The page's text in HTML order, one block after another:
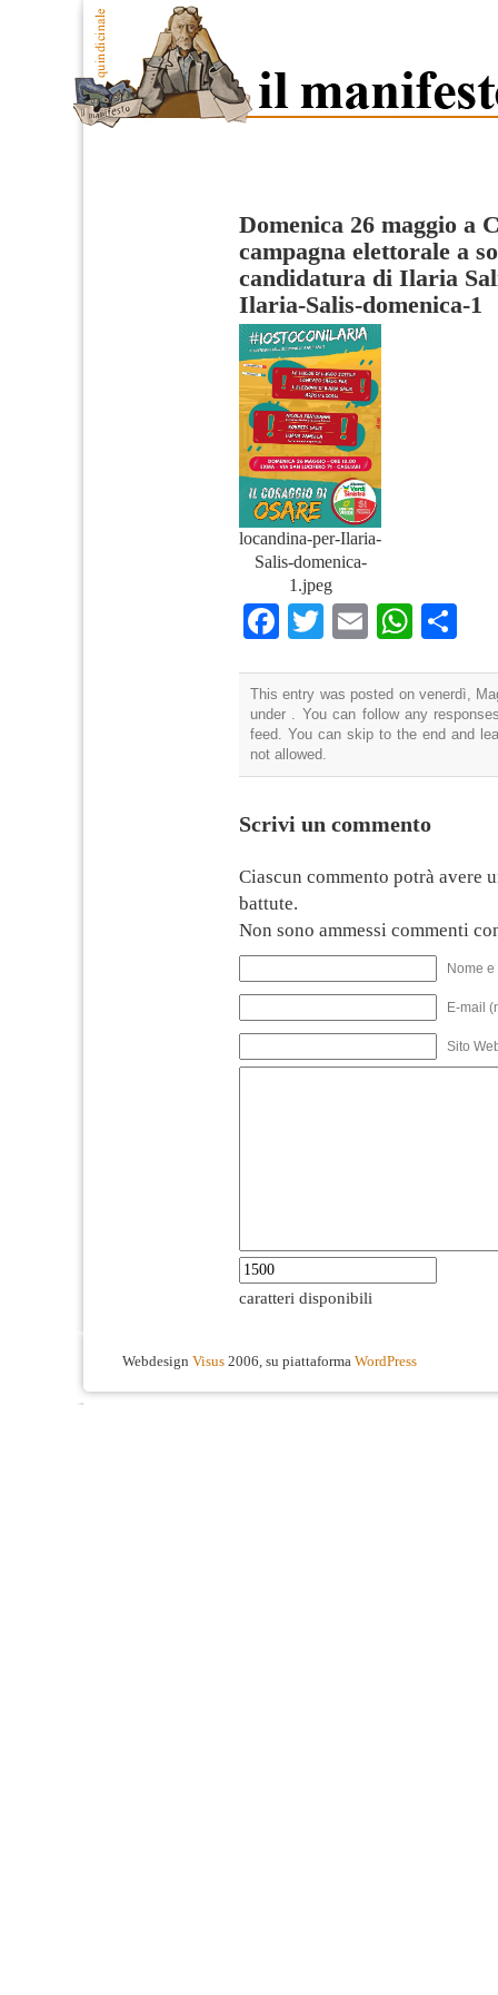
Domenica 26 maggio a
campagna elettorale a
candidatura di Ilaria
Ilaria-Salis-domenica-1
locandina-per-Ilaria-
Salis-domenica-
1.jpeg
Facebook
TwitterEmail
This entry was posted on venerdì,
under . You can follow any
feed. You can skip to the end and
not allowed.
Scrivi un commento
Ciascun commento potrà avere
battute.
Non sono ammessi commenti
Nome
E-mail
Sito
caratteri disponibili
Webdesign Visus 2006, su piattaforma WordPress